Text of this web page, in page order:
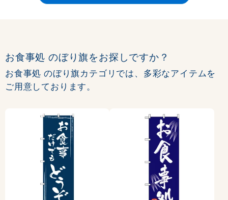
お食事処 のぼり旗をお探しですか？
お食事処 のぼり旗カテゴリでは、多彩なアイテムを
ご用意しております。